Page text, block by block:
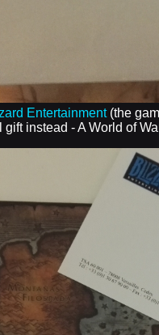
Entertainment(the
instead - A World of